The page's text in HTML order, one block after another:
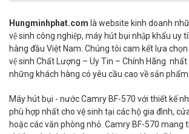
Hungminhphat.com là website kinh doanh
vệ sinh công nghiệp, máy hút bụi nhập khẩu uy
hàng đầu Việt Nam. Chúng tôi cam kết lựa
vệ sinh Chất Lượng – Uy Tin – Chính Hãng
những khách hàng có yêu cầu cao về sản phẩm.
Máy hút bụi - nước Camry BF-570 với thiết kế
phù hợp nhất cho vệ sinh tại các hộ gia đình,
hoặc các văn phòng nhỏ. Camry BF-570 mang